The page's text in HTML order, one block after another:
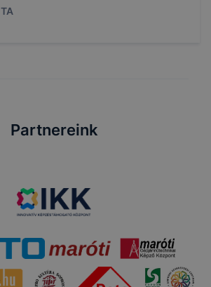
TA
Partnereink